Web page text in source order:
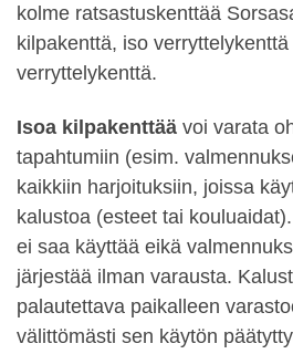
kolme ratsastuskenttää
kilpakenttä, iso
verryttelykenttä.
Isoa kilpakenttää voi varata
tapahtumiin (esim.
kaikkiin harjoituksiin, joissa
kalustoa (esteet tai
ei saa käyttää eikä
järjestää ilman varausta.
palautettava paikalleen
välittömästi sen käytön